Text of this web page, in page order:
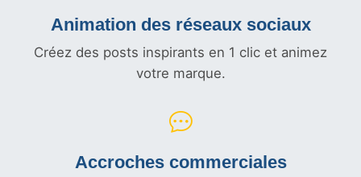
Animation des réseaux sociaux
Créez des posts inspirants en 1 clic et animez
votre marque.
Accroches commerciales